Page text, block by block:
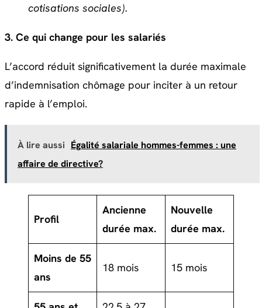
cotisations sociales).
3. Ce qui change pour les salariés
L’accord réduit significativement la durée maximale
d’indemnisation chômage pour inciter à un retour
rapide à l’emploi.
À lire aussi Égalité salariale hommes-femmes : une
affaire de directive?
Profil
Ancienne
durée max.
Nouvelle
durée max.
Moins de 55
ans
18 mois 15 mois